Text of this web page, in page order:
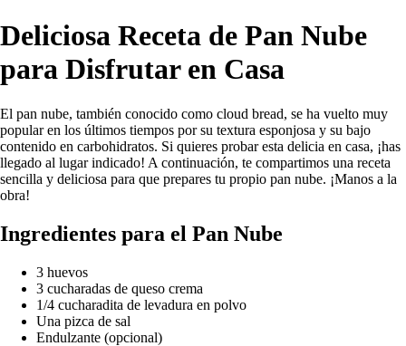
Deliciosa Receta de Pan Nube
para Disfrutar en Casa
El pan nube, también conocido como cloud bread, se ha vuelto muy
popular en los últimos tiempos por su textura esponjosa y su bajo
contenido en carbohidratos. Si quieres probar esta delicia en casa, ¡has
llegado al lugar indicado! A continuación, te compartimos una receta
sencilla y deliciosa para que prepares tu propio pan nube. ¡Manos a la
obra!
Ingredientes para el Pan Nube
3 huevos
3 cucharadas de queso crema
1/4 cucharadita de levadura en polvo
Una pizca de sal
Endulzante (opcional)